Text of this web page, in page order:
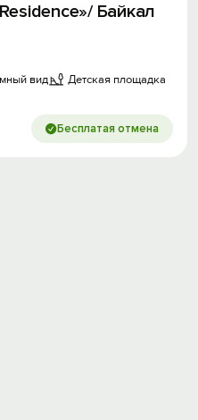
Байкал
вид Детская площадка
Бесплатая отмена